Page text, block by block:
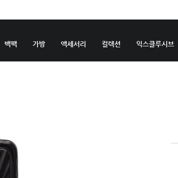
백팩 가방 액세서리 컬렉션 익스클루시브